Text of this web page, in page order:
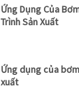
Ứng Dụng Của
Trình Sản Xuất
Ứng dụng của
xuất